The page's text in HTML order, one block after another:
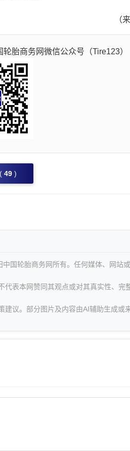
（
胎商务网微信公众号（Tire123）
49 )
国轮胎商务网所有。任何媒体、网站
表本网赞同其观点或对其真实性、完
议。部分图片及内容由AI辅助生成或